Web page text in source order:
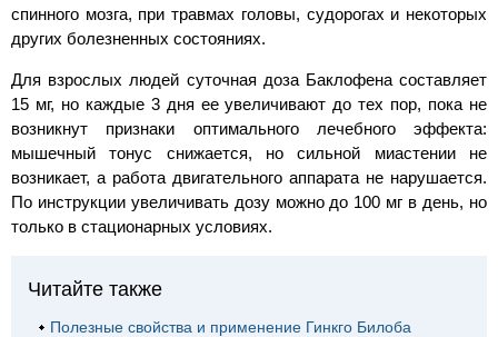
спинного мозга, при травмах головы, судорогах и некоторых
других болезненных состояниях.
Для взрослых людей суточная доза Баклофена составляет
15 мг, но каждые 3 дня ее увеличивают до тех пор, пока не
возникнут признаки оптимального лечебного эффекта:
мышечный тонус снижается, но сильной миастении не
возникает, а работа двигательного аппарата не нарушается.
По инструкции увеличивать дозу можно до 100 мг в день, но
только в стационарных условиях.
Читайте также
Полезные свойства и применение Гинкго Билоба